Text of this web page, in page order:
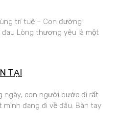
trí tuệ – Con đường
Lòng thương yêu là một
TẠI
ngày, con người bước đi rất
đang đi về đâu. Bàn tay